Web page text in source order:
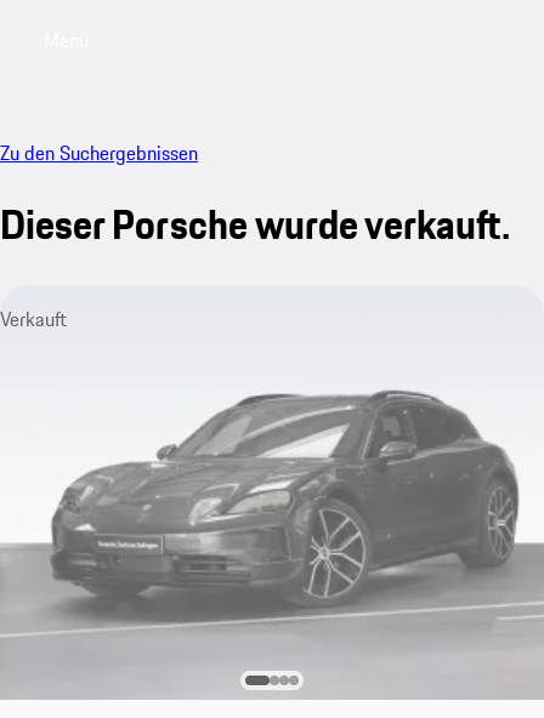
Zu den Suchergebnissen
Dieser Porsche wurde verkauft.
Verkauft